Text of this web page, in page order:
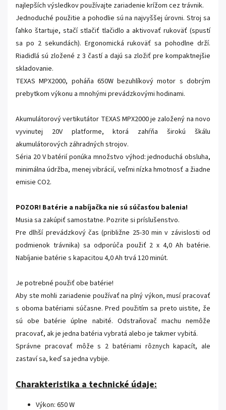
najlepších výsledkov používajte zariadenie krížom cez trávnik.
Jednoduché použitie a pohodlie sú na najvyššej úrovni. Stroj sa
ľahko štartuje, stačí stlačiť tlačidlo a aktivovať rukoväť (spustí
sa po 2 sekundách). Ergonomická rukoväť sa pohodlne drží.
Riadidlá sú zložené z 3 častí a dajú sa zložiť pre kompaktnejšie
skladovanie.
TEXAS MPX2000, poháňa 650W bezuhlíkový motor s dobrým
prebytkom výkonu a mnohými prevádzkovými hodinami.
Akumulátorový vertikutátor TEXAS MPX2000 je založený na novo
vyvinutej 20V platforme, ktorá zahŕňa širokú škálu
akumulátorových záhradných strojov.
Séria 20 V batérií ponúka množstvo výhod: jednoduchá obsluha,
minimálna údržba, menej vibrácií, veľmi nízka hmotnosť a žiadne
emisie CO2.
POZOR! Batérie a nabíjačka nie sú súčasťou balenia!
Musia sa zakúpiť samostatne. Pozrite si príslušenstvo.
Pre dlhší prevádzkový čas (približne 25-30 min v závislosti od
podmienok trávnika) sa odporúča použiť 2 x 4,0 Ah batérie.
Nabíjanie batérie s kapacitou 4,0 Ah trvá 120 minút.
Je potrebné použiť obe batérie!
Aby ste mohli zariadenie používať na plný výkon, musí pracovať
s oboma batériami súčasne. Pred použitím sa preto uistite, že
sú obe batérie úplne nabité. Odstraňovač machu nemôže
pracovať, ak je jedna batéria vybratá alebo je takmer vybitá.
Správne pracovať môže s 2 batériami rôznych kapacít, ale
zastaví sa, keď sa jedna vybije.
Charakteristika a technické údaje:
Výkon: 650 W